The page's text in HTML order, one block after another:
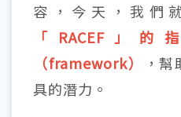
容，今天，我們
「RACEF」
（framework）
，
具的潛力。